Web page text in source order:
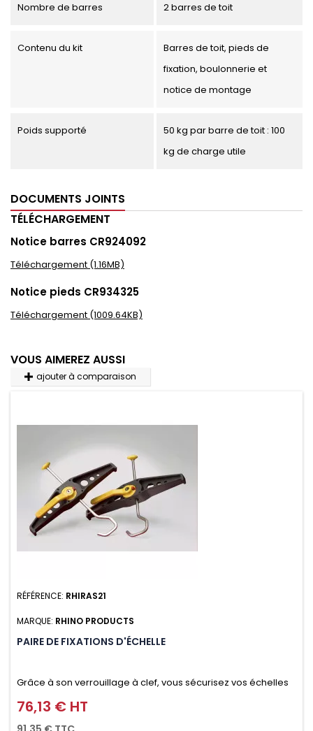
Nombre de barres 2 barres de toit
Contenu du kit
Barres de toit, pieds de
fixation, boulonnerie et
notice de montage
Poids supporté
50 kg par barre de toit : 100
kg de charge utile
DOCUMENTS JOINTS
TÉLÉCHARGEMENT
Notice barres CR924092
Téléchargement (1.16MB)
Notice pieds CR934325
Téléchargement (1009.64KB)
VOUS AIMEREZ AUSSI
ajouter à comparaison
RÉFÉRENCE: RHIRAS21
MARQUE: RHINO PRODUCTS
PAIRE DE FIXATIONS D'ÉCHELLE
Grâce à son verrouillage à clef, vous sécurisez vos échelles
d'un seul geste aussi bien contre le vol que pendant le
transport. Référence vendue par paire.
Prix
76,13 € HT